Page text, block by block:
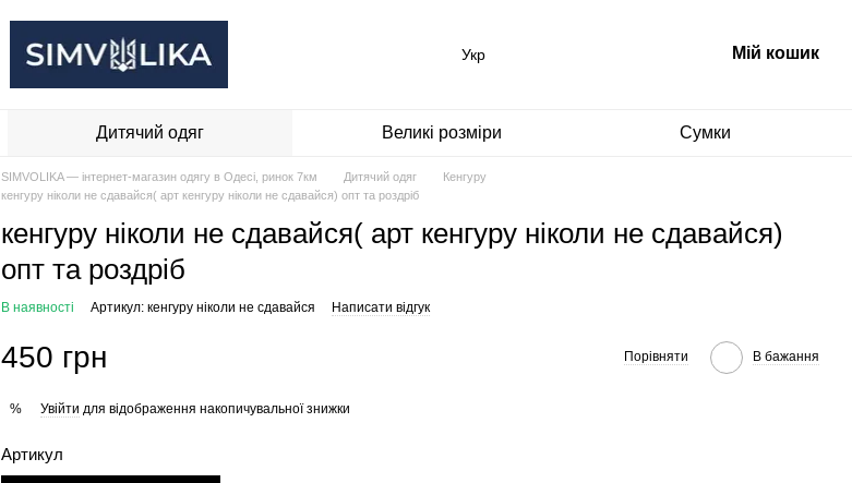
Укр Мій кошик
Дитячий одяг Великі розміри Сумки
SIMVOLIKA — інтернет-магазин одягу в Одесі, ринок 7км Дитячий одяг
Кенгуру
кенгуру ніколи не сдавайся( арт кенгуру ніколи не сдавайся) опт та роздріб
кенгуру ніколи не сдавайся( арт кенгуру ніколи не сдавайся)
опт та роздріб
В наявності Артикул: кенгуру ніколи не сдавайся Написати відгук
450 грн Порівняти В бажання
% Увійти для відображення накопичувальної знижки
Артикул